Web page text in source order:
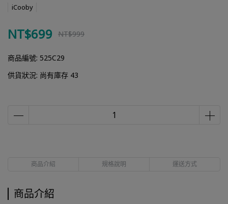
iCooby
NT$699 NT$999
商品編號: 525C29
供貨狀況: 尚有庫存 43
商品介紹 規格說明 運送方式
商品介紹